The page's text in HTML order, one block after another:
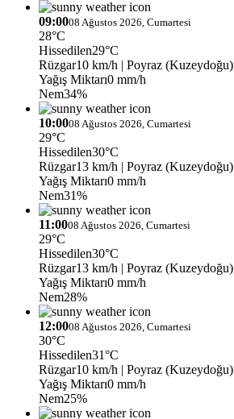
09:0008 Ağustos 2026, Cumartesi
28°C
Hissedilen29°C
Rüzgar10 km/h | Poyraz (Kuzeydoğu)
Yağış Miktarı0 mm/h
Nem34%
10:0008 Ağustos 2026, Cumartesi
29°C
Hissedilen30°C
Rüzgar13 km/h | Poyraz (Kuzeydoğu)
Yağış Miktarı0 mm/h
Nem31%
11:0008 Ağustos 2026, Cumartesi
29°C
Hissedilen30°C
Rüzgar13 km/h | Poyraz (Kuzeydoğu)
Yağış Miktarı0 mm/h
Nem28%
12:0008 Ağustos 2026, Cumartesi
30°C
Hissedilen31°C
Rüzgar10 km/h | Poyraz (Kuzeydoğu)
Yağış Miktarı0 mm/h
Nem25%